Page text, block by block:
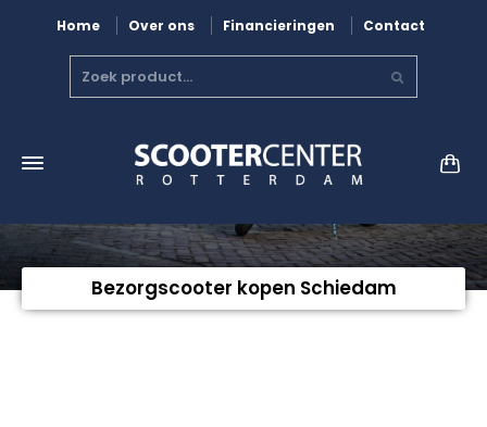
Home Over ons Financieringen Contact
Bezorgscooter kopen Schiedam